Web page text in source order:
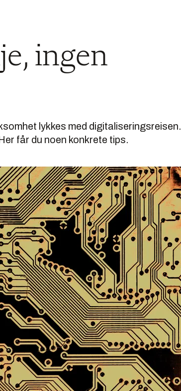
ingen
lykkes med digitaliseringsreisen.
får du noen konkrete tips.